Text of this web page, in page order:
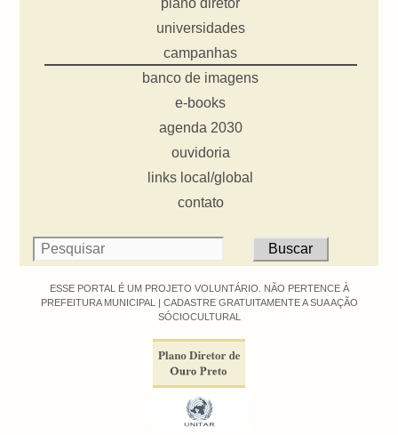
universidades
campanhas
banco de imagens
e-books
agenda 2030
ouvidoria
links local/global
contato
ESSE PORTAL É UM PROJETO VOLUNTÁRIO. NÃO PERTENCE À
PREFEITURA MUNICIPAL | CADASTRE GRATUITAMENTE A SUA AÇÃO
SÓCIOCULTURAL